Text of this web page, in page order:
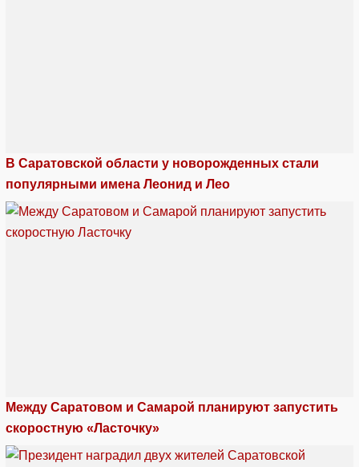
В Саратовской области у новорожденных стали
популярными имена Леонид и Лео
Между Саратовом и Самарой планируют запустить
скоростную «Ласточку»